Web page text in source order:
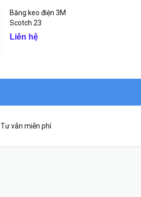
Băng keo điện 3M
Scotch 23
Liên hệ
Tư vẫn miễn phí